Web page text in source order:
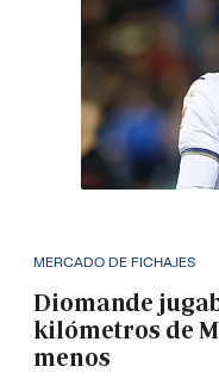
MERCADO DE FICHAJES
Diomande
kilómetros de
menos